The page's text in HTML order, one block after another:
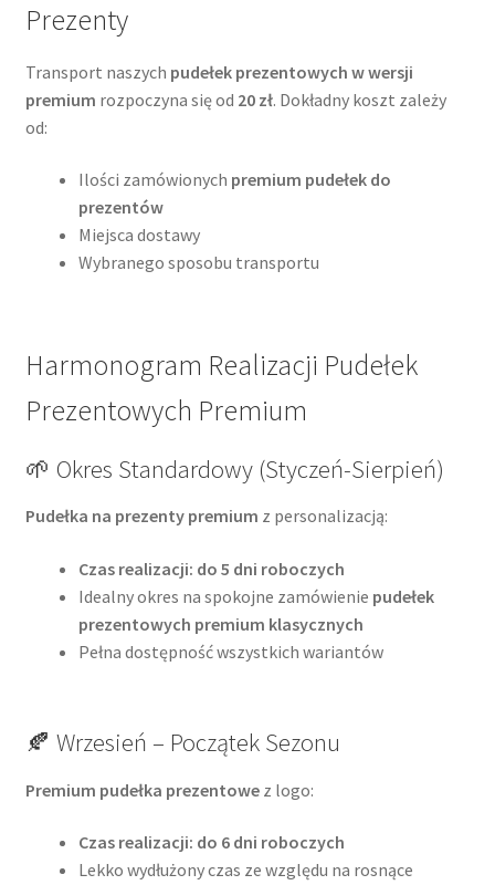
Prezenty
Transport naszych pudełek prezentowych w wersji
premium rozpoczyna się od 20 zł. Dokładny koszt zależy
od:
Ilości zamówionych premium pudełek do
prezentów
Miejsca dostawy
Wybranego sposobu transportu
Harmonogram Realizacji Pudełek
Prezentowych Premium
🌱 Okres Standardowy (Styczeń-Sierpień)
Pudełka na prezenty premium z personalizacją:
Czas realizacji: do 5 dni roboczych
Idealny okres na spokojne zamówienie pudełek
prezentowych premium klasycznych
Pełna dostępność wszystkich wariantów
🍂 Wrzesień – Początek Sezonu
Premium pudełka prezentowez logo:
Czas realizacji: do 6 dni roboczych
Lekko wydłużony czas ze względu na rosnące